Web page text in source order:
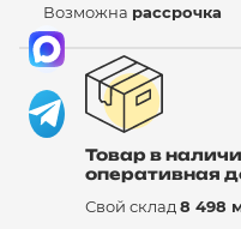
Возможна рассрочка
Товар в
оперативная
Свой склад 8 498